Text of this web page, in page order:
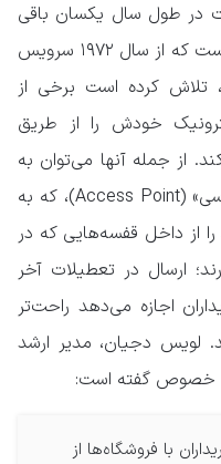
در طول سال یکسان باقی
مانده است شرکت U.P.S، سرویس پست که از سال ۱۹۷۲ سرویس
تلاش کرده است برخی از
خودش را از طریق
از جمله آنها می‌توان به
خدمات U.P.S همچون «نقطه دسترسی» (Access Point)، که به
از داخل قفسه‌هایی که در
ارسال در تعطیلات آخر
اجازه می‌دهد راحت‌تر
لویس دجیان، مدیر ارشد
با فروشگاه‌ها از